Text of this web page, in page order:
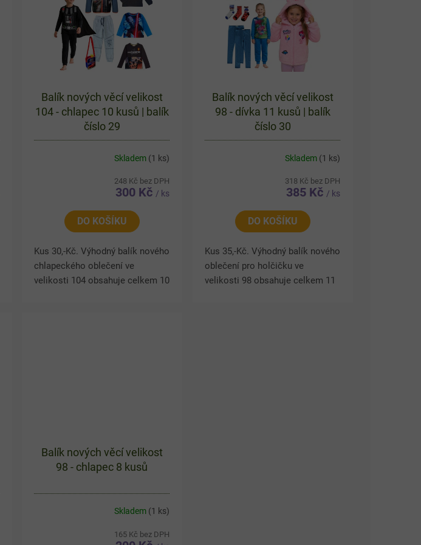
Balík nových věcí velikost
104 - chlapec 10 kusů | balík
číslo 29
Skladem (1 ks)
248 Kč bez DPH
300 Kč / ks
DO KOŠÍKU
Kus 30,-Kč. Výhodný balík nového
chlapeckého oblečení ve
velikosti 104 obsahuje celkem 10
Balík nových věcí velikost
98 - dívka 11 kusů | balík
číslo 30
Skladem (1 ks)
318 Kč bez DPH
385 Kč / ks
DO KOŠÍKU
Kus 35,-Kč. Výhodný balík nového
oblečení pro holčičku ve
velikosti 98 obsahuje celkem 11
Balík nových věcí velikost
98 - chlapec 8 kusů
Skladem (1 ks)
165 Kč bez DPH